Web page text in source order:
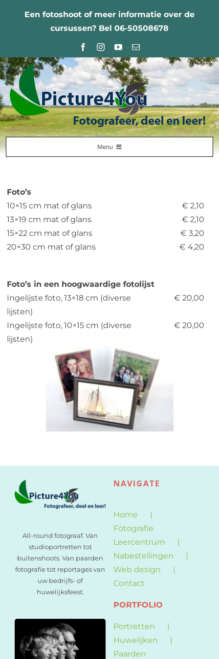
Een fotoshoot of meer informatie over de
cursussen? Bel 06-50508678
Menu
Fotografie Leercentrum
Web design
Foto’s
10×15 cm mat of glans
€ 2,10
13×19 cm mat of glans
€ 2,10
15×22 cm mat of glans
€ 3,20
20×30 cm mat of glans
€ 4,20
Foto’s in een hoogwaardige fotolijst
Ingelijste foto, 13×18 cm (diverse
lijsten)
€ 20,00
Ingelijste foto, 10×15 cm (diverse
lijsten)
€ 20,00
All-round fotograaf. Van
studioportretten tot
buitenshoots. Van paarden
fotografie tot reportages van
uw bedrijfs- of
huwelijksfeest.
NAVIGATE
Home
Fotografie
Leercentrum
Nabestellingen
Web design
Contact
PORTFOLIO
Portretten
Huwelijken
Paarden